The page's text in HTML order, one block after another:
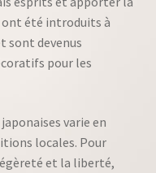
ont été introduits à
sont devenus
pour les
varie en
locales. Pour
et la liberté,